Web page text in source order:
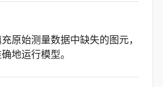
原始测量数据中缺失的图元，
地运行模型。